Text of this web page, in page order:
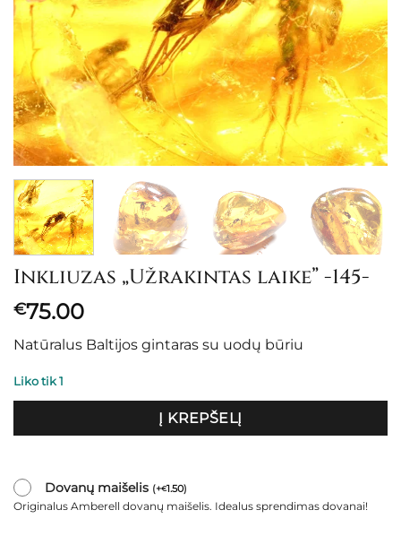
Inkliuzas „Užrakintas laike” -145-
€75.00
Natūralus Baltijos gintaras su uodų būriu
Liko tik 1
Į KREPŠELĮ
Dovanų maišelis (+€1.50)
Originalus Amberell dovanų maišelis. Idealus sprendimas dovanai!